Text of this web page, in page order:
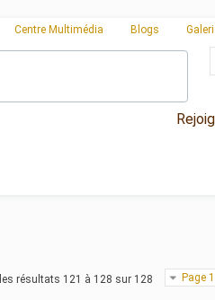
Centre Multimédia Blogs
Page
résultats 121 à 128 sur 128